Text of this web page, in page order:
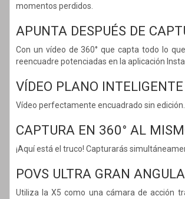
momentos perdidos.
APUNTA DESPUÉS DE
Con un vídeo de 360° que capta todo lo
reencuadre potenciadas en la aplicación
VÍDEO PLANO INTELIGENTE
Vídeo perfectamente encuadrado sin
CAPTURA EN 360° AL
¡Aquí está el truco! Capturarás
POVS ULTRA GRAN
Utiliza la X5 como una cámara de acción